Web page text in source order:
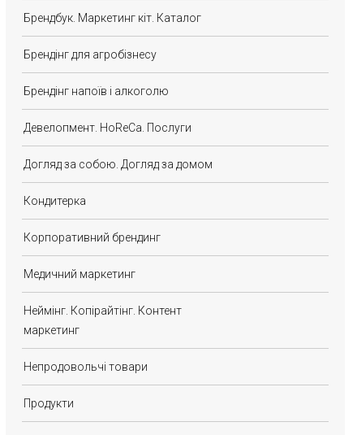
Брендбук. Маркетинг кіт. Каталог
Брендінг для агробізнесу
Брендінг напоїв і алкоголю
Девелопмент. HoReCa. Послуги
Догляд за собою. Догляд за домом
Кондитерка
Корпоративний брендинг
Медичний маркетинг
Неймінг. Копірайтінг. Контент
маркетинг
Непродовольчі товари
Продукти